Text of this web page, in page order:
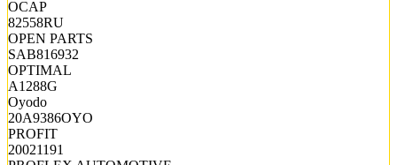
OCAP
82558RU
OPEN PARTS
SAB816932
OPTIMAL
A1288G
Oyodo
20A9386OYO
PROFIT
20021191